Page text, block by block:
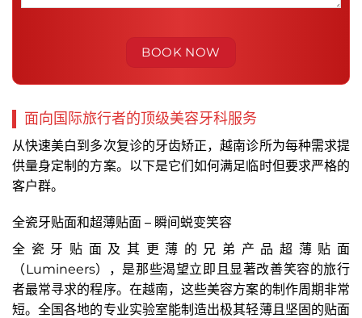
面向国际旅行者的顶级美容牙科服务
从快速美白到多次复诊的牙齿矫正，越南诊所为每种需求提
供量身定制的方案。以下是它们如何满足临时但要求严格的
客户群。
全瓷牙贴面和超薄贴面 – 瞬间蜕变笑容
全瓷牙贴面及其更薄的兄弟产品超薄贴面
（Lumineers），是那些渴望立即且显著改善笑容的旅行
者最常寻求的程序。在越南，这些美容方案的制作周期非常
短。全国各地的专业实验室能制造出极其轻薄且坚固的贴面